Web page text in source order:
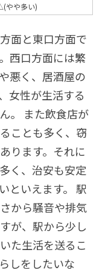
やや多い)
面と東口方面で
西口方面には繁
悪く、居酒屋の
女性が生活する
。 また飲食店が
ことも多く、窃
ります。それに
く、治安も安定
といえます。 駅
から騒音や排気
が、駅から少し
た生活を送るこ
しをしたいな